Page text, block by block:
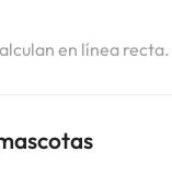
en línea